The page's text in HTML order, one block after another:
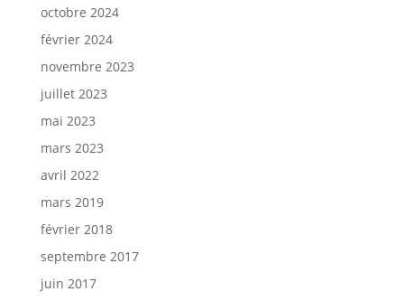
octobre 2024
février 2024
novembre 2023
juillet 2023
mai 2023
mars 2023
avril 2022
mars 2019
février 2018
septembre 2017
juin 2017